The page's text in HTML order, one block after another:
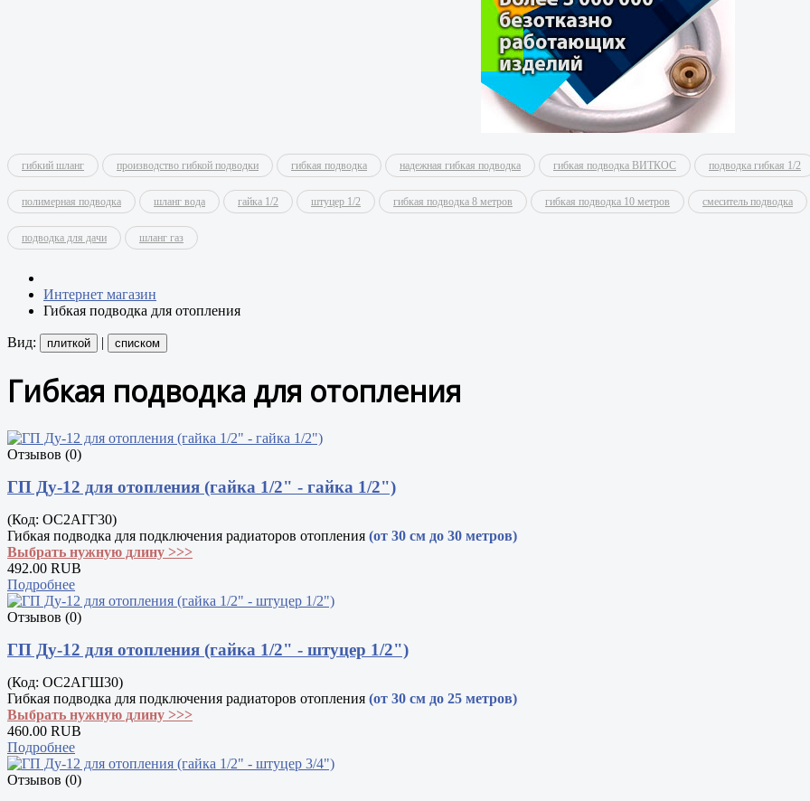
гибкий шланг производство гибкой подводки гибкая подводка надежная гибкая подводка гибкая подводка ВИТКОС подводка гибкая 1/2
полимерная подводка шланг вода гайка 1/2 штуцер 1/2 гибкая подводка 8 метров гибкая подводка 10 метров смеситель подводка
подводка для дачи шланг газ
Интернет магазин
Гибкая подводка для отопления
Вид: плиткой | списком
Гибкая подводка для отопления
Отзывов (0)
ГП Ду-12 для отопления (гайка 1/2" - гайка 1/2")
(Код: ОС2АГГ30)
Гибкая подводка для подключения радиаторов отопления (от 30 см до 30 метров)
Выбрать нужную длину >>>
492.00 RUB
Подробнее
Отзывов (0)
ГП Ду-12 для отопления (гайка 1/2" - штуцер 1/2")
(Код: ОС2АГШ30)
Гибкая подводка для подключения радиаторов отопления (от 30 см до 25 метров)
Выбрать нужную длину >>>
460.00 RUB
Подробнее
Отзывов (0)